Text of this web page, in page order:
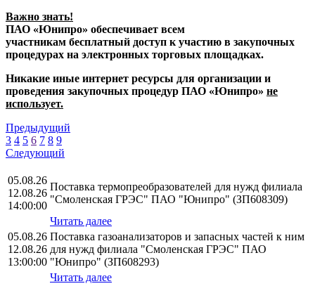
Важно знать!
ПАО «Юнипро» обеспечивает всем
участникам бесплатный доступ к участию в закупочных
процедурах на электронных торговых площадках.
Никакие иные интернет ресурсы для организации и
проведения закупочных процедур ПАО «Юнипро» не
использует.
Предыдущий
3 4 5 6 7 8 9
Следующий
05.08.26
12.08.26
14:00:00
Поставка термопреобразователей для нужд филиала
"Смоленская ГРЭС" ПАО "Юнипро" (ЗП608309)
Читать далее
05.08.26
12.08.26
13:00:00
Поставка газоанализаторов и запасных частей к ним
для нужд филиала "Смоленская ГРЭС" ПАО
"Юнипро" (ЗП608293)
Читать далее